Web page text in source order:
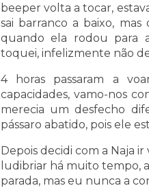
beeper volta a tocar,
sai barranco a baixo,
quando ela rodou para
toquei, infelizmente não
4 horas passaram a
capacidades, vamo-nos
merecia um desfecho
pássaro abatido, pois ele
Depois decidi com a Naja
ludibriar há muito tempo,
parada, mas eu nunca a